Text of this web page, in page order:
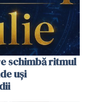
schimbă ritmul
uși